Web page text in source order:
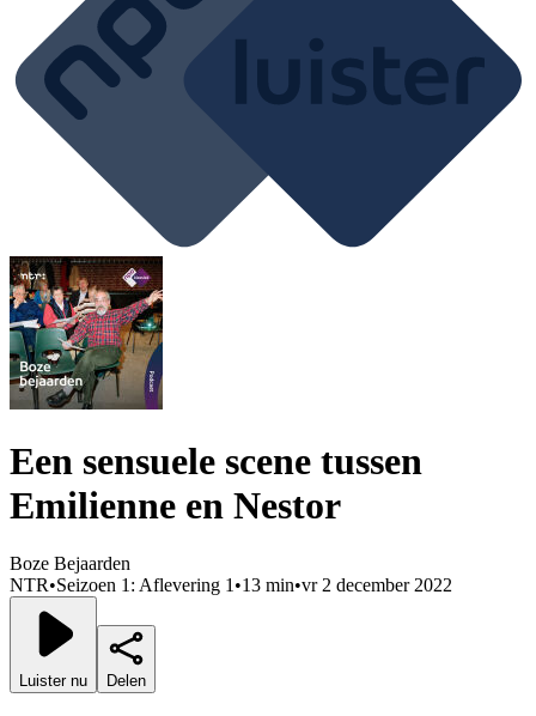
Een sensuele scene tussen
Emilienne en Nestor
Boze Bejaarden
NTR•Seizoen 1: Aflevering 1•13 min•vr 2 december 2022
Luister nu Delen